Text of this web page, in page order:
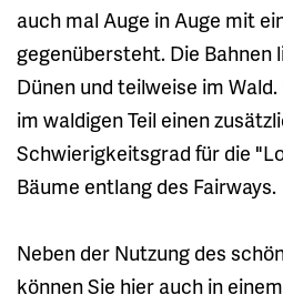
auch mal Auge in Auge mit
gegenübersteht. Die Bahnen
Dünen und teilweise im
im waldigen Teil einen
Schwierigkeitsgrad für die
Bäume entlang des Fairways.
Neben der Nutzung des
können Sie hier auch in